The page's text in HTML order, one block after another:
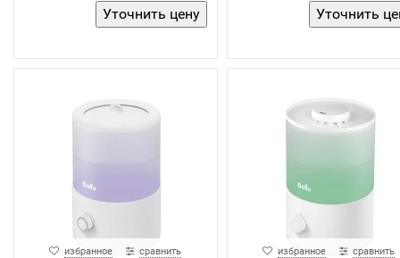
избранное сравнить избранное сравнить